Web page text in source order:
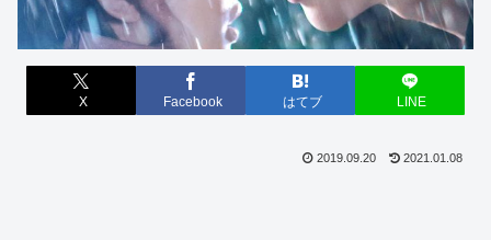
X Facebook はてブ LINE
2019.09.20 2021.01.08